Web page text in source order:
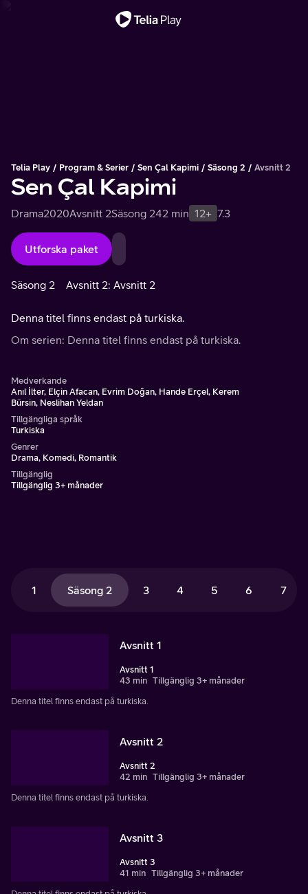
Telia Play Program & Serier Sen Çal Kapimi Säsong 2 Avsnitt 2
Sen Çal Kapimi
Drama2020Avsnitt 2Säsong 242 min 12+ 7.3
Utforska paket
Säsong 2 Avsnitt 2: Avsnitt 2
Denna titel finns endast på turkiska.
Om serien: Denna titel finns endast på turkiska.
Medverkande
Anıl İlter, Elçin Afacan, Evrim Doğan, Hande Erçel, Kerem
Bürsin, Neslihan Yeldan
Tillgängliga språk
Turkiska
Genrer
Drama, Komedi, Romantik
Tillgänglig
Tillgänglig 3+ månader
1 Säsong 2 3 4 5 6 7
Avsnitt 1
Avsnitt 1
43 min Tillgänglig 3+ månader
Denna titel finns endast på turkiska.
Avsnitt 2
Avsnitt 2
42 min Tillgänglig 3+ månader
Denna titel finns endast på turkiska.
Avsnitt 3
Avsnitt 3
41 min Tillgänglig 3+ månader